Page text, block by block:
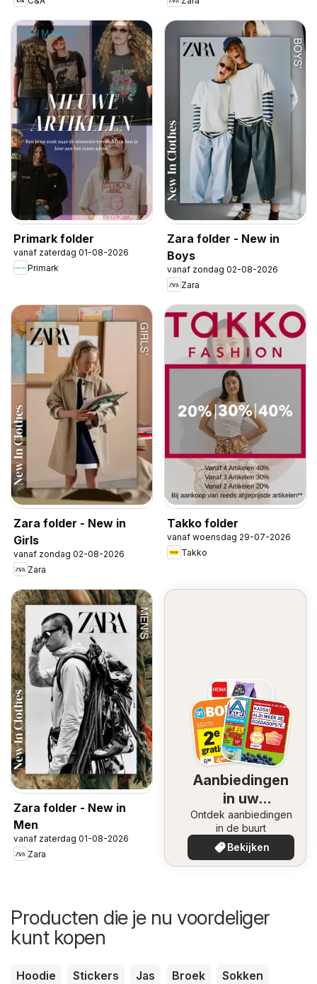
Primark folder
vanaf zaterdag 01-08-2026
Primark
Zara folder - New in
Boys
vanaf zondag 02-08-2026
Zara
Zara folder - New in
Girls
vanaf zondag 02-08-2026
Zara
Takko folder
vanaf woensdag 29-07-2026
Takko
Zara folder - New in
Men
vanaf zaterdag 01-08-2026
Zara
Aanbiedingen
in uw
omgeving
Ontdek aanbiedingen
in de buurt
Bekijken
Producten die je nu voordeliger
kunt kopen
Hoodie Stickers Jas Broek
Sokken